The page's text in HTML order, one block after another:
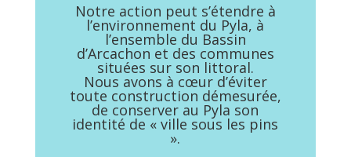
Notre action peut s’étendre à
l’environnement du Pyla, à
l’ensemble du Bassin
d’Arcachon et des communes
situées sur son littoral.
Nous avons à cœur d’éviter
toute construction démesurée,
de conserver au Pyla son
identité de « ville sous les pins
».